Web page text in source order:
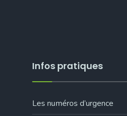
Infos pratiques
Les numéros d’urgence